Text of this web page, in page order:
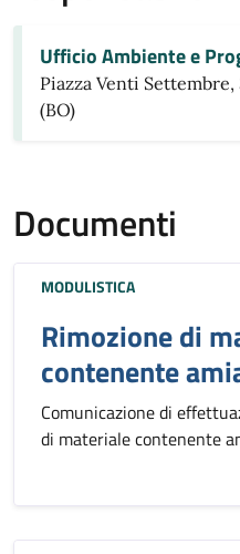
Ufficio Ambiente e
Piazza Venti
(BO)
Documenti
MODULISTICA
Rimozione di
contenente
Comunicazione di
di materiale contenente